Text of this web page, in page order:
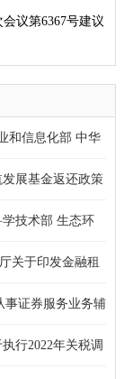
议第6367号建议
和信息化部 中华
互联网信息服务
展基金返还政策
技术部 生态环
(2022-2025年)的
关于印发金融租
事证券服务业务辅
行2022年关税调